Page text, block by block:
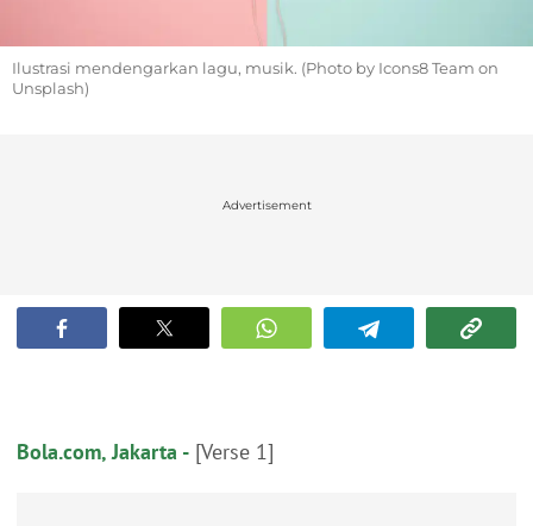
Ilustrasi mendengarkan lagu, musik. (Photo by Icons8 Team on
Unsplash)
Advertisement
Bola.com, Jakarta - [Verse 1]